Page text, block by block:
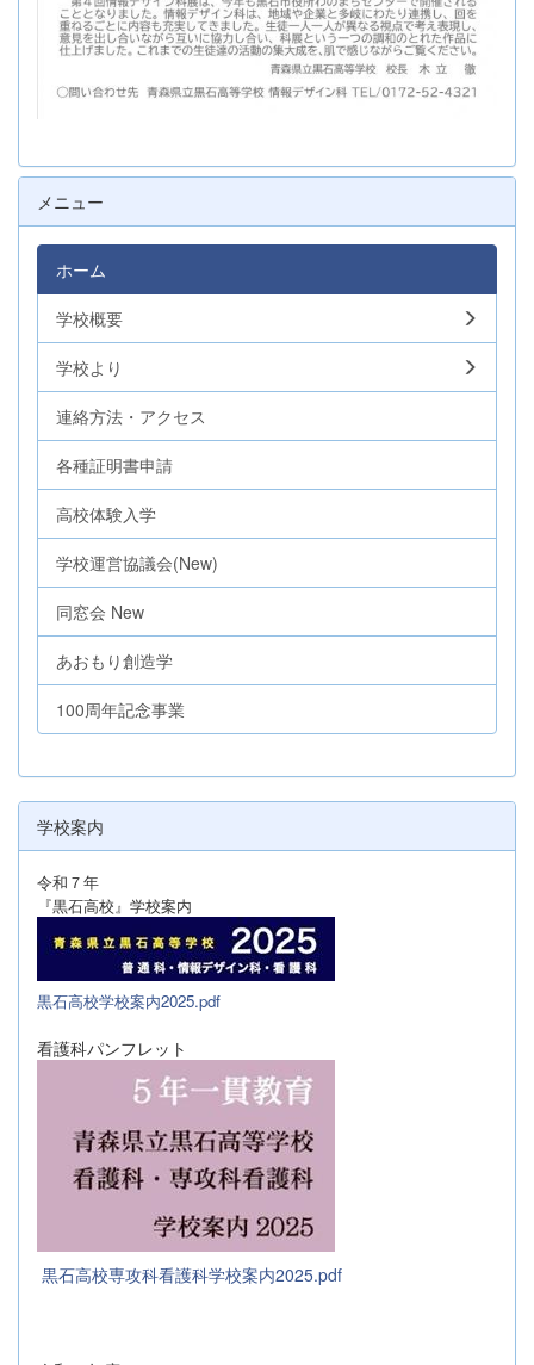
メニュー
ホーム
学校概要
学校より
連絡方法・アクセス
各種証明書申請
高校体験入学
学校運営協議会(New)
同窓会 New
あおもり創造学
100周年記念事業
学校案内
令和７年
『黒石高校』学校案内
黒石高校学校案内2025.pdf
看護科パンフレット
黒石高校専攻科看護科学校案内2025.pdf